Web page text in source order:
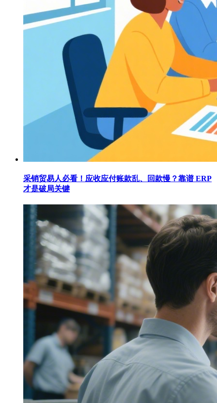
采销贸易人必看！应收应付账款乱、回款慢？靠谱 ERP
才是破局关键